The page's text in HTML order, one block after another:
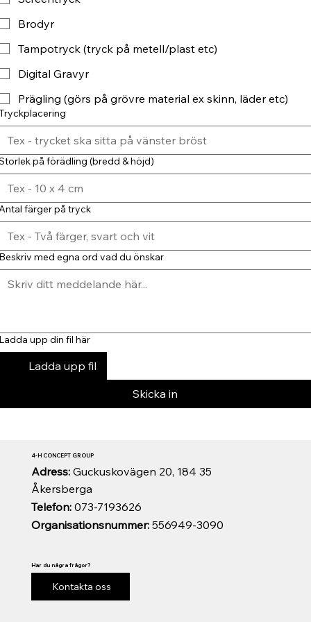
Brodyr
Tampotryck (tryck på metell/plast etc)
Digital Gravyr
Prägling (görs på grövre material ex skinn, läder etc)
på förädling (bredd & höjd)
färger på tryck
med egna ord vad du önskar
upp din fil här
Ladda upp fil
Skicka in
Organisationsnummer:556949-3090
Telefon:073-7193626
Adress: Guckuskovägen 20, 184 35
Åkersberga
4-H CONCEPT GROUP
Har du några frågor?
Kontakta oss